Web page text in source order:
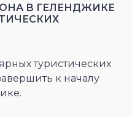
В ГЕЛЕНДЖИКЕ
туристических
к началу